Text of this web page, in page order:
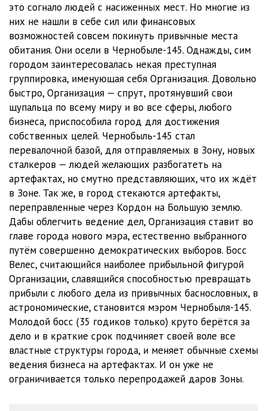
это согнало людей с насиженных мест. Но многие из
них не нашли в себе сил или финансовых
возможностей совсем покинуть привычные места
обитания. Они осели в Чернобыле-145. Однажды, сим
городом заинтересовалась некая преступная
группировка, именующая себя Организация. Довольно
быстро, Организация — спрут, протянувший свои
щупальца по всему миру и во все сферы, любого
бизнеса, приспособила город для достижения
собственных целей. Чернобыль-145 стал
перевалочной базой, для отправляемых в Зону, новых
сталкеров — людей желающих разбогатеть на
артефактах, но смутно представляющих, что их ждёт
в Зоне. Так же, в город стекаются артефакты,
переправленные через Кордон на Большую землю.
Дабы облегчить ведение дел, Организация ставит во
главе города нового мэра, естественно выбранного
путём совершенно демократических выборов. Босс
Велес, считающийся наиболее прибыльной фигурой
Организации, славящийся способностью превращать
прибыли с любого дела из привычных баснословных, в
астрономические, становится мэром Чернобыля-145.
Молодой босс (35 годиков только) круто берётся за
дело и в краткие срок подчиняет своей воле все
властные структуры города, и меняет обычные схемы
ведения бизнеса на артефактах. И он уже не
ограничивается только перепродажей даров Зоны.